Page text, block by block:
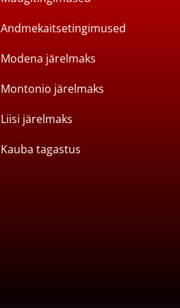
Andmekaitsetingimused
Modena järelmaks
Montonio järelmaks
Liisi järelmaks
Kauba tagastus